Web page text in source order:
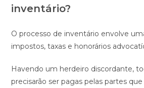
inventário?
O processo de inventário envolve
impostos, taxas e honorários
Havendo um herdeiro discordante,
precisarão ser pagas pelas partes